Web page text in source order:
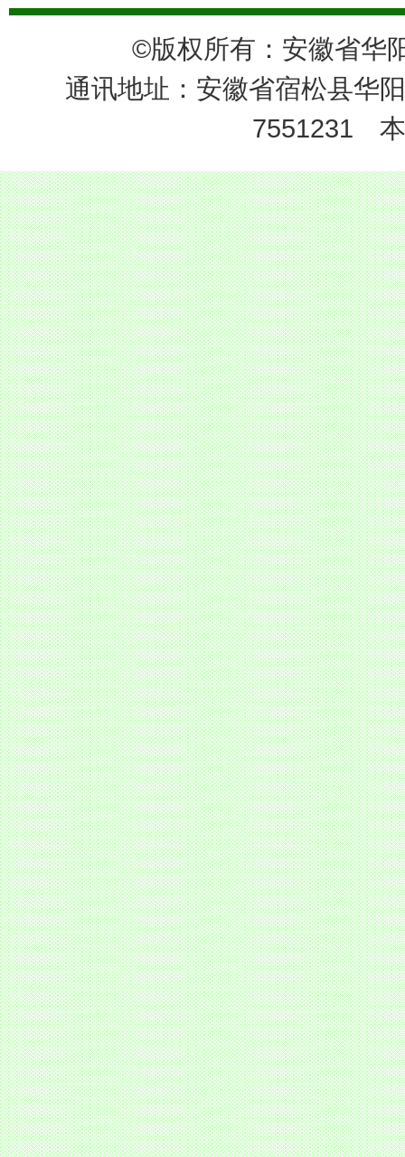
©版权所有：安徽省
通讯地址：安徽省宿松县华
7551231 本